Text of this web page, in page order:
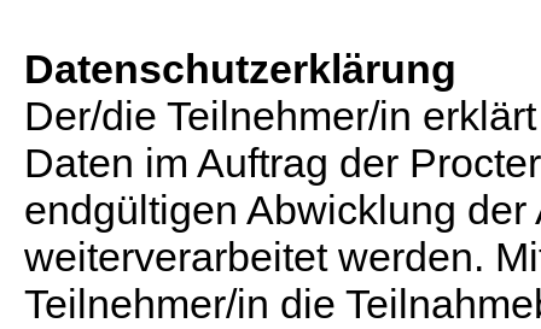
Datenschutzerklärung
Der/die Teilnehmer/in
Daten im Auftrag der
endgültigen Abwicklung
weiterverarbeitet werden.
Teilnehmer/in die